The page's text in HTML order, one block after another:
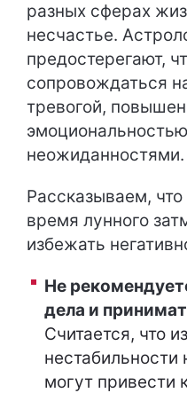
разных сферах
несчастье.
предостерегают,
сопровождаться
тревогой,
неожиданностями.
Рассказываем,
время лунного
избежать
Не
дела и
Считается, что
нестабильности
могут привести